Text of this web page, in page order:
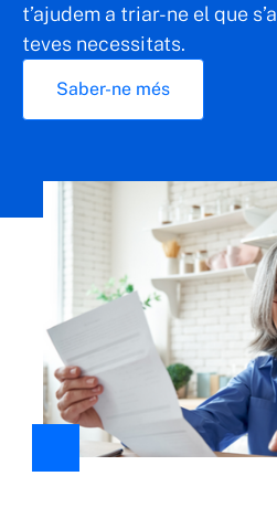
t’ajudem a triar-ne el que
teves necessitats.
Saber-ne més